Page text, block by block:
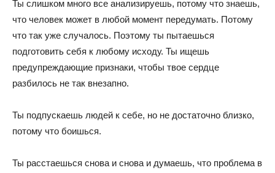
Ты слишком много все анализируешь, потому что знаешь,
что человек может в любой момент передумать. Потому
что так уже случалось. Поэтому ты пытаешься
подготовить себя к любому исходу. Ты ищешь
предупреждающие признаки, чтобы твое сердце
разбилось не так внезапно.
Ты подпускаешь людей к себе, но не достаточно близко,
потому что боишься.
Ты расстаешься снова и снова и думаешь, что проблема в